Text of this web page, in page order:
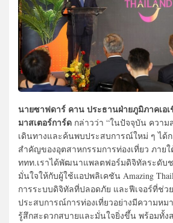
นายซาฟดาร์ คาน ประธานฝ่ายภูมิภาคเอเ
มาสเตอร์การ์ด กล่าวว่า “ในปัจจุบัน ความ
เดินทางและค้นพบประสบการณ์ใหม่ ๆ ได้
สำคัญของอุตสาหกรรมการท่องเที่ยว ภาย
ททท.เราได้พัฒนาแพลตฟอร์มดิจิทัลระดับช
มั่นใจให้กับผู้ใช้แอปพลิเคชัน Amazing
การระบบดิจิทัลที่ปลอดภัย และฟีเจอร์ที่ช่ว
ประสบการณ์การท่องเที่ยวอย่างมีความหม
รู้สึกสะดวกสบายและมั่นใจยิ่งขึ้น พร้อมทั้